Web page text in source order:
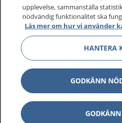
1177 på flera språk
Om 1177
Behandling av personuppgifter
upplevelse, sammanställa
nödvändig funktionalitet ska
Läs mer om hur vi använder
HANTERA
GODKÄNN